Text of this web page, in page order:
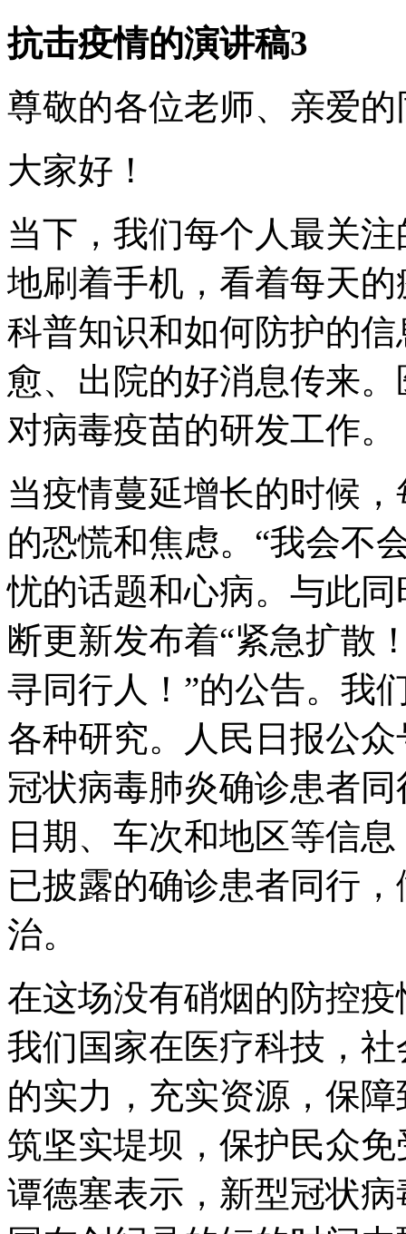
抗击疫情的演讲稿3
尊敬的各位老师、亲爱
大家好！
当下，我们每个人最关
地刷着手机，看着每天
科普知识和如何防护的
愈、出院的好消息传来
对病毒疫苗的研发工作。
当疫情蔓延增长的时候
的恐慌和焦虑。“我会不
忧的话题和心病。与此
断更新发布着“紧急扩散
寻同行人！”的公告。我
各种研究。人民日报公
冠状病毒肺炎确诊患者
日期、车次和地区等信
已披露的确诊患者同行
治。
在这场没有硝烟的防控
我们国家在医疗科技，
的实力，充实资源，保
筑坚实堤坝，保护民众
谭德塞表示，新型冠状